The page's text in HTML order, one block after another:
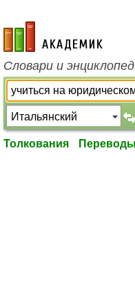
academic.ru
Словари и
Толкования Переводы